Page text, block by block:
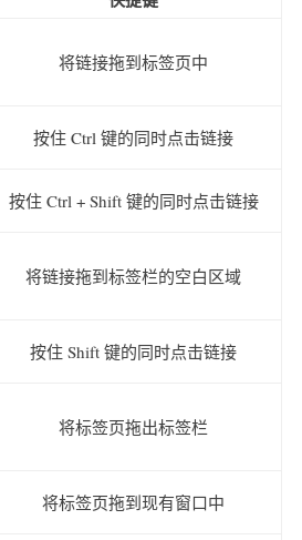
将链接拖到标签页中
按住 Ctrl 键的同时点击链接
按住 Ctrl + Shift 键的同时点击链接
将链接拖到标签栏的空白区域
按住 Shift 键的同时点击链接
将标签页拖出标签栏
将标签页拖到现有窗口中